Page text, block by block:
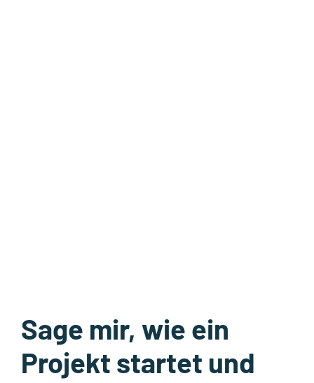
Sage mir, wie ein
Projekt startet und